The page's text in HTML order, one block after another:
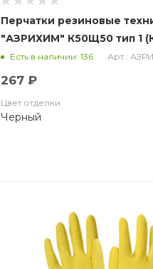
Перчатки резиновые
"АЗРИХИМ" К50Щ50 тип 1
(АЗРИ)
Есть в наличии: 136 Арт.:
267 ₽
Цвет отделки
Черный